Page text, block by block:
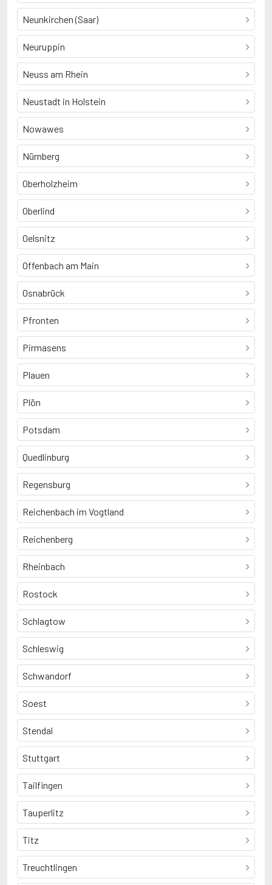
Neunkirchen (Saar)
Neuruppin
Neuss am Rhein
Neustadt in Holstein
Nowawes
Nürnberg
Oberholzheim
Oberlind
Oelsnitz
Offenbach am Main
Osnabrück
Pfronten
Pirmasens
Plauen
Plön
Potsdam
Quedlinburg
Regensburg
Reichenbach im Vogtland
Reichenberg
Rheinbach
Rostock
Schlagtow
Schleswig
Schwandorf
Soest
Stendal
Stuttgart
Tailfingen
Tauperlitz
Titz
Treuchtlingen